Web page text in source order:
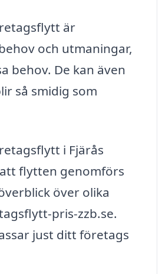
är
och utmaningar,
behov. De kan även
så smidig som
i Fjärås
flytten genomförs
över olika
pris-zzb.se.
just ditt företags